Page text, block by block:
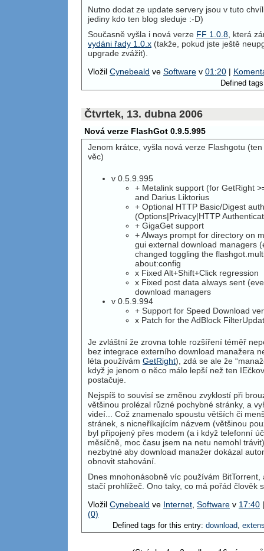
Nutno dodat ze update servery jsou v tuto
jediny kdo ten blog sleduje :-D)
Současně vyšla i nová verze FF 1.0.8, která
vydáni řady 1.0.x (takže, pokud jste ještě
upgrade zvážit).
Vložil Cynebeald ve Software v 01:20 |
Defined
Čtvrtek, 13. dubna 2006
Nová verze FlashGot 0.9.5.995
Jenom krátce, vyšla nová verze Flashgotu
věc)
v 0.5.9.995
+ Metalink support (for GetRight
and Darius Liktorius
+ Optional HTTP Basic/Digest
(Options|Privacy|HTTP
+ GigaGet support
+ Always prompt for directory on
gui external download managers
changed toggling the
about:config
x Fixed Alt+Shift+Click regression
x Fixed post data always sent
download managers
v 0.5.9.994
+ Support for Speed Download
x Patch for the AdBlock
Je zvláštní že zrovna tohle rozšíření téměř
bez integrace externího download manažera
léta používám GetRight), zdá se ale že
když je jenom o něco málo lepší než ten
postačuje.
Nejspíš to souvisí se změnou zvyklostí při
většinou prolézal různé pochybné stránky, a
videí... Což znamenalo spoustu větších či
stránek, s nicneříkajícím názvem (většinou
byl připojený přes modem (a i když telefonní
měsíčně, moc času jsem na netu nemohl
nezbytné aby download manažer dokázal
obnovit stahování.
Dnes mnohonásobně víc používám
stačí prohlížeč. Ono taky, co má pořád člověk
Vložil Cynebeald ve Internet Software v 17:40
(0)
Defined tags for this entry: download